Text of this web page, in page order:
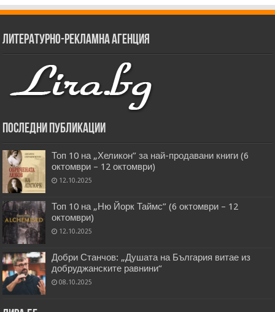
Литературно-рекламна агенция
Последни публикации
Топ 10 на „Хеликон” за най-продавани книги (6
октомври – 12 октомври)
12.10.2025
Топ 10 на „Ню Йорк Таймс” (6 октомври – 12
октомври)
12.10.2025
Добри Станчов: „Душата на България витае из
добруджанските равнини“
08.10.2025